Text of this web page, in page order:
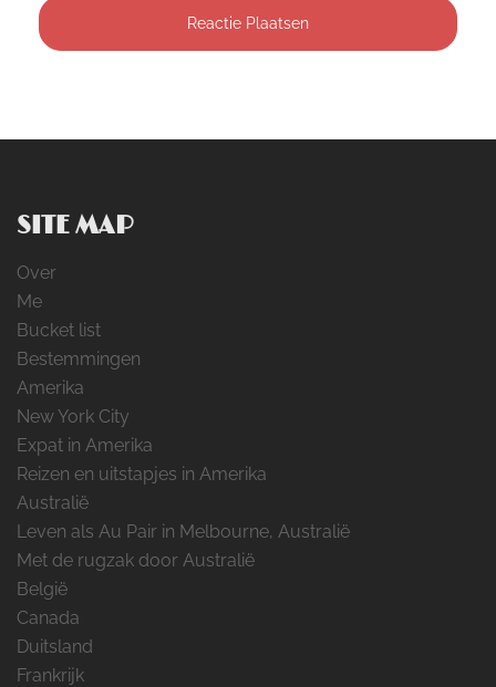
SITE MAP
Over
Me
Bucket list
Bestemmingen
Amerika
New York City
Expat in Amerika
Reizen en uitstapjes in Amerika
Australië
Leven als Au Pair in Melbourne, Australië
Met de rugzak door Australië
België
Canada
Duitsland
Frankrijk